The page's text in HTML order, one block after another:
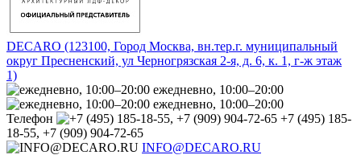
DECARO (123100, Город Москва, вн.тер.г. муниципальный
округ Пресненский, ул Черногрязская 2-я, д. 6, к. 1, г-ж этаж
1)
ежедневно, 10:00–20:00
ежедневно, 10:00–20:00
Телефон
+7 (495) 185-
18-55, +7 (909) 904-72-65
INFO@DECARO.RU